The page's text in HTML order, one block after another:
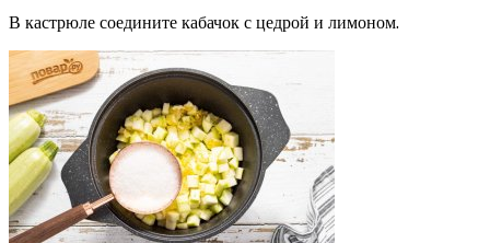
В кастрюле соедините кабачок с цедрой и лимоном.